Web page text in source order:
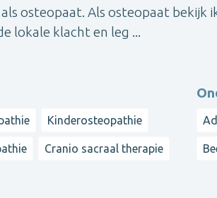
osteopaat. Als osteopaat bekijk
lokale klacht en leg ...
Kinderosteopathie
Cranio sacraal therapie